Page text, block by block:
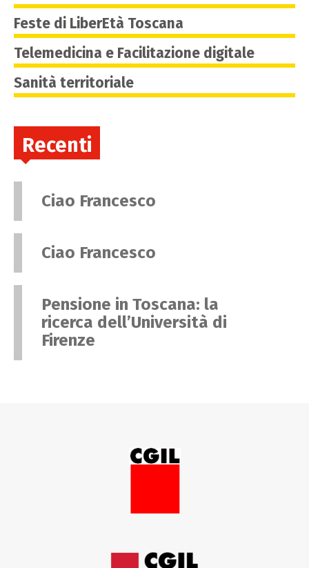
Feste di LiberEtà Toscana
Telemedicina e Facilitazione digitale
Sanità territoriale
Recenti
Ciao Francesco
Ciao Francesco
Pensione in Toscana: la
ricerca dell’Università di
Firenze